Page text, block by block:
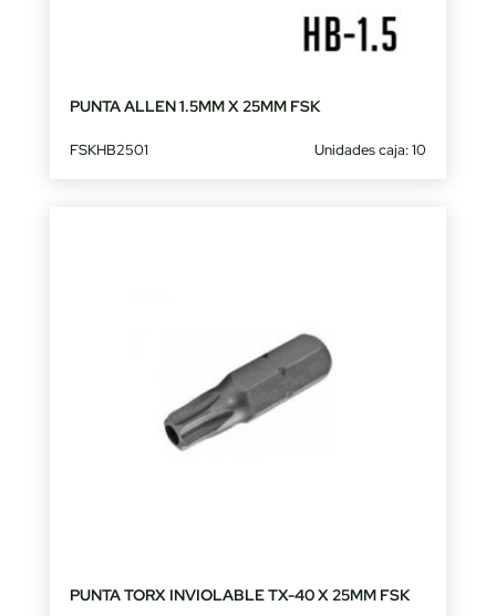
PUNTA ALLEN 1.5MM X 25MM FSK
FSKHB2501 Unidades caja: 10
PUNTA TORX INVIOLABLE TX-40 X 25MM FSK